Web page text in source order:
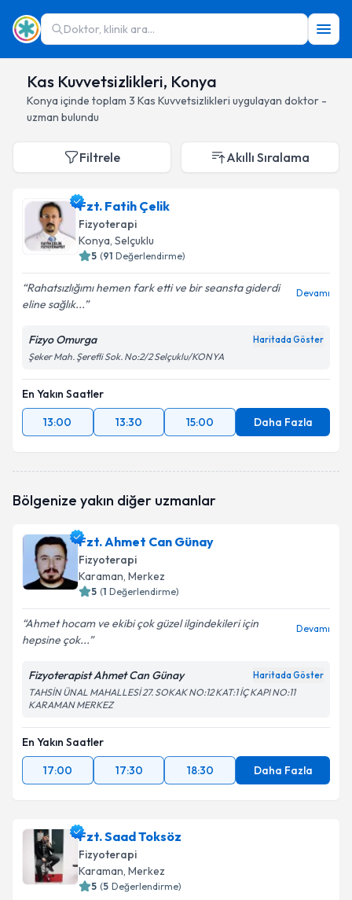
Doktor, klinik ara...
Kas Kuvvetsizlikleri, Konya
Konya içinde toplam 3 Kas Kuvvetsizlikleri uygulayan doktor -
uzman bulundu
Filtrele Akıllı Sıralama
Fzt. Fatih Çelik
Fizyoterapi
Konya, Selçuklu
5 (91 Değerlendirme)
Rahatsızlığımı hemen fark etti ve bir seansta giderdi
eline sağlık...
Devamı
Fizyo Omurga Haritada Göster
Şeker Mah. Şerefli Sok. No:2/2 Selçuklu/KONYA
En Yakın Saatler
13:00
13:30 15:00 Daha Fazla
Bölgenize yakın diğer uzmanlar
Fzt. Ahmet Can Günay
Fizyoterapi
Karaman, Merkez
5 (1 Değerlendirme)
Ahmet hocam ve ekibi çok güzel ilgindekileri için
hepsine çok...
Devamı
Fizyoterapist Ahmet Can Günay Haritada Göster
TAHSİN ÜNAL MAHALLESİ 27. SOKAK NO:12 KAT:1 İÇ KAPI NO:11
KARAMAN MERKEZ
En Yakın Saatler
17:00
17:30 18:30 Daha Fazla
Fzt. Saad Toksöz
Fizyoterapi
Karaman, Merkez
5 (5 Değerlendirme)